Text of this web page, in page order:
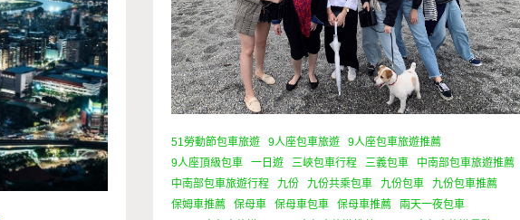
51勞動節包車旅遊 9人座包車旅遊
9人座包車旅遊推薦
9人座頂級包車
一日遊 三峽包車行程 三義包車
中南部包車旅遊推薦
中南部包車旅遊行程
九份 九份共乘包車 九份包車
九份包車推薦
保姆車推薦
保母車 保母車包車 保母車推薦
兩天一夜包車